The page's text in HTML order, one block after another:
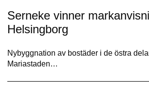
Serneke vinner
Helsingborg
Nybyggnation av bostäder i de östra
Mariastaden…